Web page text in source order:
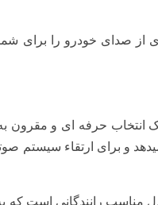
از صدای خودرو را برای
انتخاب حرفه‌ ای و مقرون‌
ارائه میدهد و برای ارتقاء سیستم
مناسب رانندگانی است که